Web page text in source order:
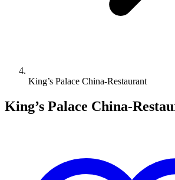
King’s Palace China-Restaurant
King’s Palace China-